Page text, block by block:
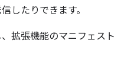
したりできます。
拡張機能のマニフェス